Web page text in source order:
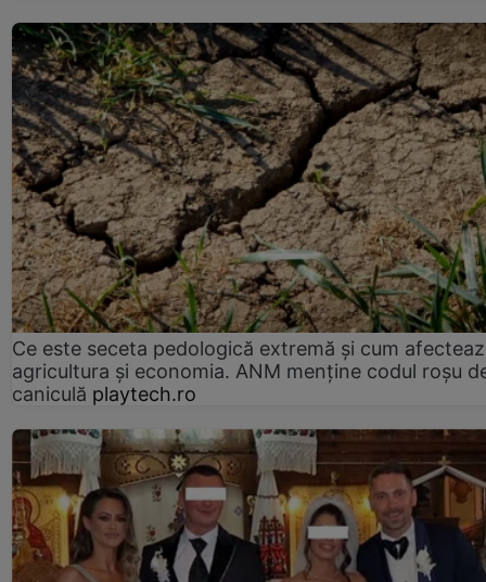
Ce este seceta pedologică extremă și cum
agricultura și economia. ANM menține codul roșu
caniculă playtech.ro